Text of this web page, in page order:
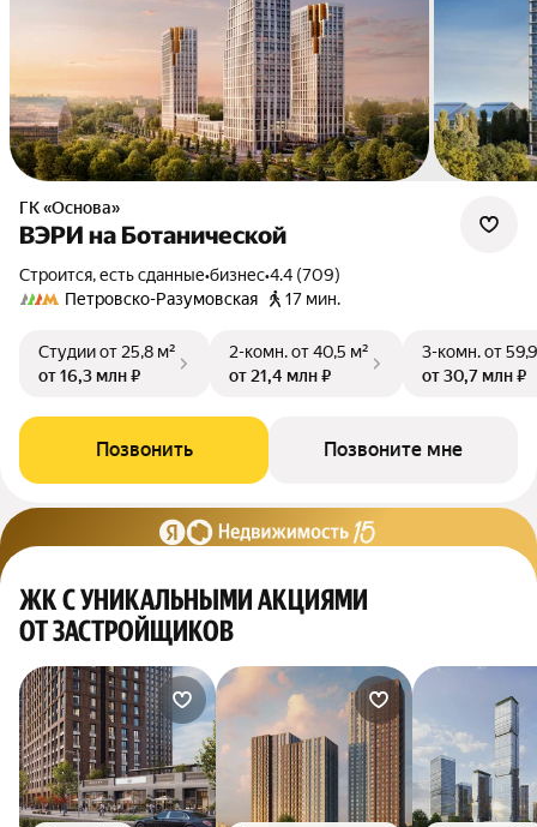
ГК «Основа»
ВЭРИ на Ботанической
Строится, есть сданные•бизнес•4.4 (709)
Петровско-Разумовская
17 мин.
Студииот 25,8 м²
от 16,3 млн ₽
2-комн.от 40,5 м²
от 21,4 млн ₽
3-комн.от
от 30,7 млн ₽
Позвонить Позвоните мне
ЖК С УНИКАЛЬНЫМИ АКЦИЯМИ
ОТ ЗАСТРОЙЩИКОВ